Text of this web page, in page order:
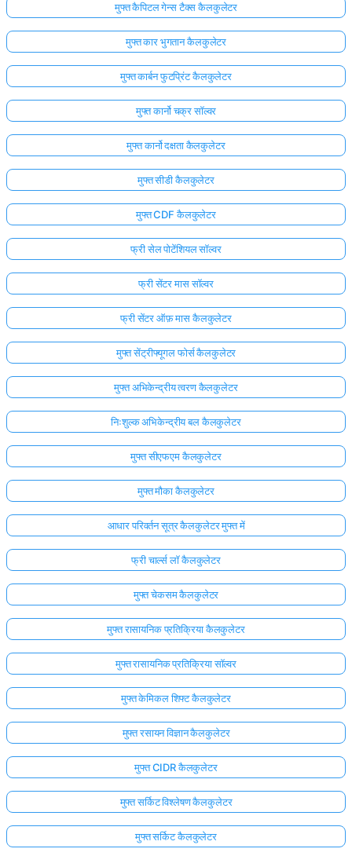
मुफ्त कैपिटल गेन्स टैक्स कैलकुलेटर
मुफ्त कार भुगतान कैलकुलेटर
मुफ्त कार्बन फुटप्रिंट कैलकुलेटर
मुफ्त कार्नो चक्र सॉल्वर
मुफ्त कार्नो दक्षता कैलकुलेटर
मुफ्त सीडी कैलकुलेटर
मुफ्त CDF कैलकुलेटर
फ्री सेल पोटेंशियल सॉल्वर
फ्री सेंटर मास सॉल्वर
फ्री सेंटर ऑफ़ मास कैलकुलेटर
मुफ्त सेंट्रीफ्यूगल फोर्स कैलकुलेटर
मुफ्त अभिकेन्द्रीय त्वरण कैलकुलेटर
निःशुल्क अभिकेन्द्रीय बल कैलकुलेटर
मुफ्त सीएफएम कैलकुलेटर
मुफ्त मौका कैलकुलेटर
आधार परिवर्तन सूत्र कैलकुलेटर मुफ्त में
फ्री चार्ल्स लॉ कैलकुलेटर
मुफ्त चेकसम कैलकुलेटर
मुफ्त रासायनिक प्रतिक्रिया कैलकुलेटर
मुफ्त रासायनिक प्रतिक्रिया सॉल्वर
मुफ्त केमिकल शिफ्ट कैलकुलेटर
मुफ्त रसायन विज्ञान कैलकुलेटर
मुफ्त CIDR कैलकुलेटर
मुफ्त सर्किट विश्लेषण कैलकुलेटर
मुफ्त सर्किट कैलकुलेटर